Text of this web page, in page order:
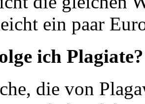
ein paar
ich Plagiate?
die von